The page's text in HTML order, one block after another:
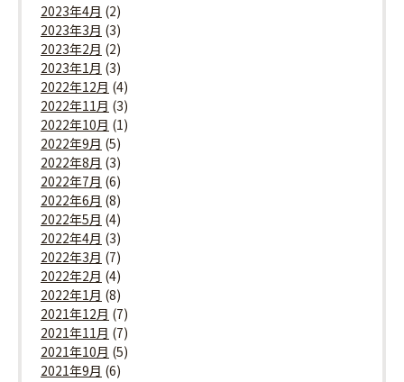
2023年4月 (2)
2023年3月 (3)
2023年2月 (2)
2023年1月 (3)
2022年12月 (4)
2022年11月 (3)
2022年10月 (1)
2022年9月 (5)
2022年8月 (3)
2022年7月 (6)
2022年6月 (8)
2022年5月 (4)
2022年4月 (3)
2022年3月 (7)
2022年2月 (4)
2022年1月 (8)
2021年12月 (7)
2021年11月 (7)
2021年10月 (5)
2021年9月 (6)